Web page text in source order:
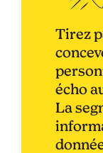
Tirez
écho
La